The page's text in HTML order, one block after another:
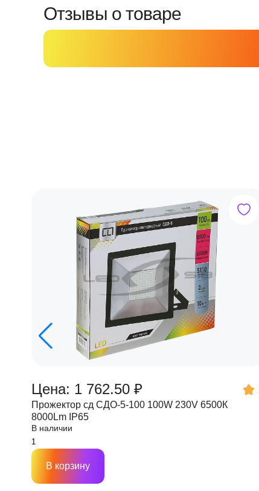
Отзывы о товаре
Цена: 1 762.50 ₽
Прожектор сд СДО-5-100 100W 230V 6500К
8000Lm IP65
В наличии
В корзину